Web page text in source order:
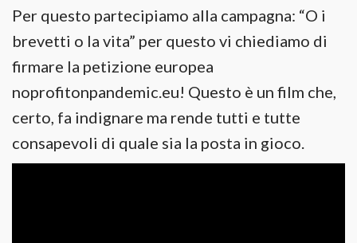
Per questo partecipiamo alla campagna: “O i
brevetti o la vita” per questo vi chiediamo di
firmare la petizione europea
noprofitonpandemic.eu! Questo è un film che,
certo, fa indignare ma rende tutti e tutte
consapevoli di quale sia la posta in gioco.